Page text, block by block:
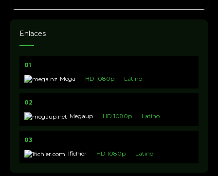
Enlaces
01
Mega
HD 1080p Latino
02
Megaup
HD 1080p Latino
03
1fichier
HD 1080p Latino